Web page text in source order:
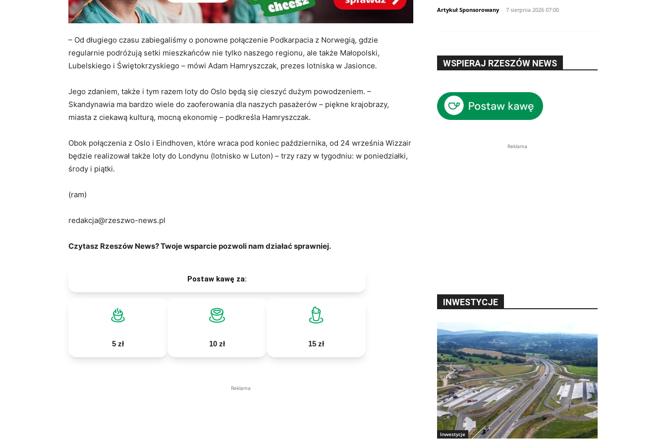
– Od długiego czasu zabiegaliśmy o ponowne połączenie Podkarpacia z Norwegią, gdzie
regularnie podróżują setki mieszkańców nie tylko naszego regionu, ale także Małopolski,
Lubelskiego i Świętokrzyskiego – mówi Adam Hamryszczak, prezes lotniska w Jasionce.
Jego zdaniem, także i tym razem loty do Oslo będą się cieszyć dużym powodzeniem. –
Skandynawia ma bardzo wiele do zaoferowania dla naszych pasażerów – piękne krajobrazy,
miasta z ciekawą kulturą, mocną ekonomię – podkreśla Hamryszczak.
Obok połączenia z Oslo i Eindhoven, które wraca pod koniec października, od 24 września Wizzair
będzie realizował także loty do Londynu (lotnisko w Luton) – trzy razy w tygodniu: w poniedziałki,
środy i piątki.
(ram)
redakcja@rzeszwo-news.pl
Czytasz Rzeszów News? Twoje wsparcie pozwoli nam działać sprawniej.
Postaw kawę za:
5 zł 10 zł 15 zł
Reklama
Artykuł Sponsorowany - 7 sierpnia 2026 07:00
WSPIERAJ RZESZÓW NEWS
Reklama
INWESTYCJE
Inwestycje